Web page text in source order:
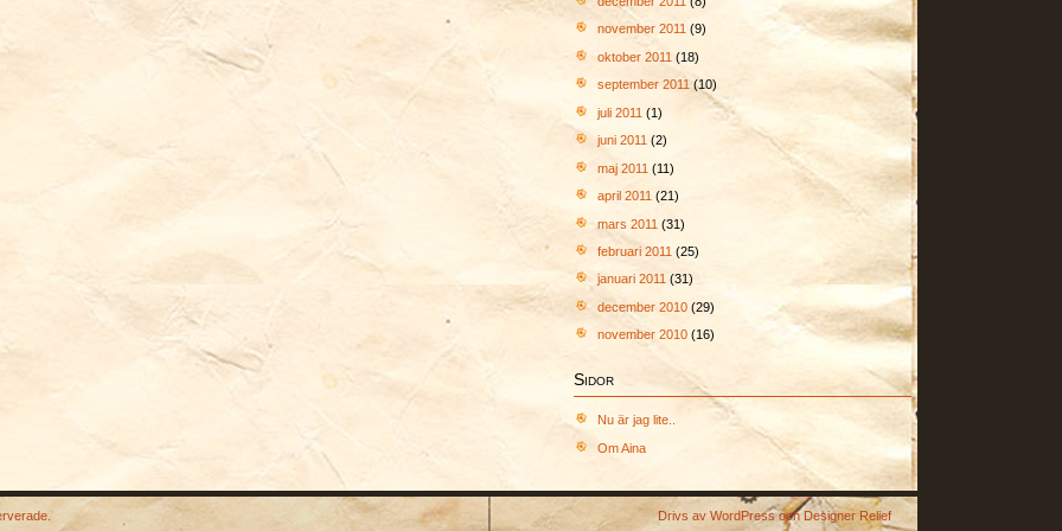
november 2011 (9)
oktober 2011 (18)
september 2011 (10)
juli 2011 (1)
juni 2011 (2)
maj 2011 (11)
april 2011 (21)
mars 2011 (31)
februari 2011 (25)
januari 2011 (31)
december 2010 (29)
november 2010 (16)
Sidor
Nu är jag lite..
Om Aina
Drivs av WordPressoch Designer Relief